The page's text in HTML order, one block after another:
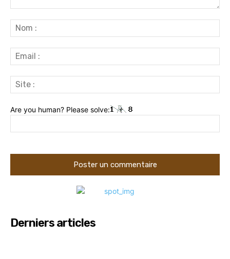
:
:
:
Are you human? Please solve:
Derniers articles